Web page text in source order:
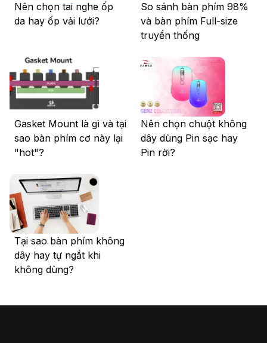
Nên chọn tai nghe ốp
da hay ốp vải lưới?
So sánh bàn phím 98%
và bàn phím Full-size
truyền thống
Gasket Mount là gì và tại
sao bàn phím cơ này lại
"hot"?
Nên chọn chuột không
dây dùng Pin sạc hay
Pin rời?
Tại sao bàn phím không
dây hay tự ngắt khi
không dùng?